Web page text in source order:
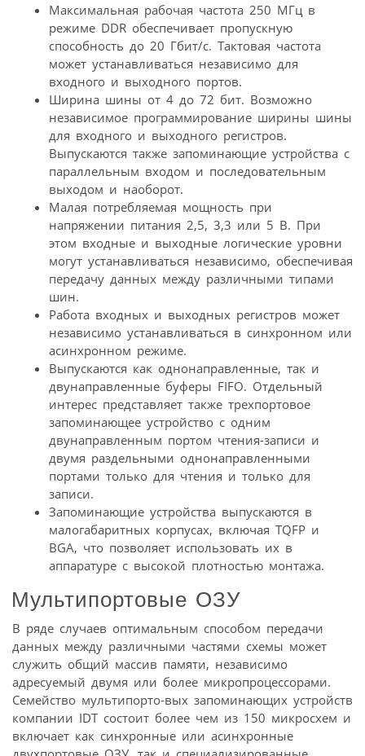
Максимальная рабочая частота 250 МГц в
режиме DDR обеспечивает пропускную
способность до 20 Гбит/с. Тактовая частота
может устанавливаться независимо для
входного и выходного портов.
Ширина шины от 4 до 72 бит. Возможно
независимое программирование ширины шины
для входного и выходного регистров.
Выпускаются также запоминающие устройства с
параллельным входом и последовательным
выходом и наоборот.
Малая потребляемая мощность при
напряжении питания 2,5, 3,3 или 5 В. При
этом входные и выходные логические уровни
могут устанавливаться независимо, обеспечивая
передачу данных между различными типами
шин.
Работа входных и выходных регистров может
независимо устанавливаться в синхронном или
асинхронном режиме.
Выпускаются как однонаправленные, так и
двунаправленные буферы FIFO. Отдельный
интерес представляет также трехпортовое
запоминающее устройство с одним
двунаправленным портом чтения-записи и
двумя раздельными однонаправленными
портами только для чтения и только для
записи.
Запоминающие устройства выпускаются в
малогабаритных корпусах, включая TQFP и
BGA, что позволяет использовать их в
аппаратуре с высокой плотностью монтажа.
Мультипортовые ОЗУ
В ряде случаев оптимальным способом передачи
данных между различными частями схемы может
служить общий массив памяти, независимо
адресуемый двумя или более микропроцессорами.
Семейство мультипорто-вых запоминающих устройств
компании IDT состоит более чем из 150 микросхем и
включает как синхронные или асинхронные